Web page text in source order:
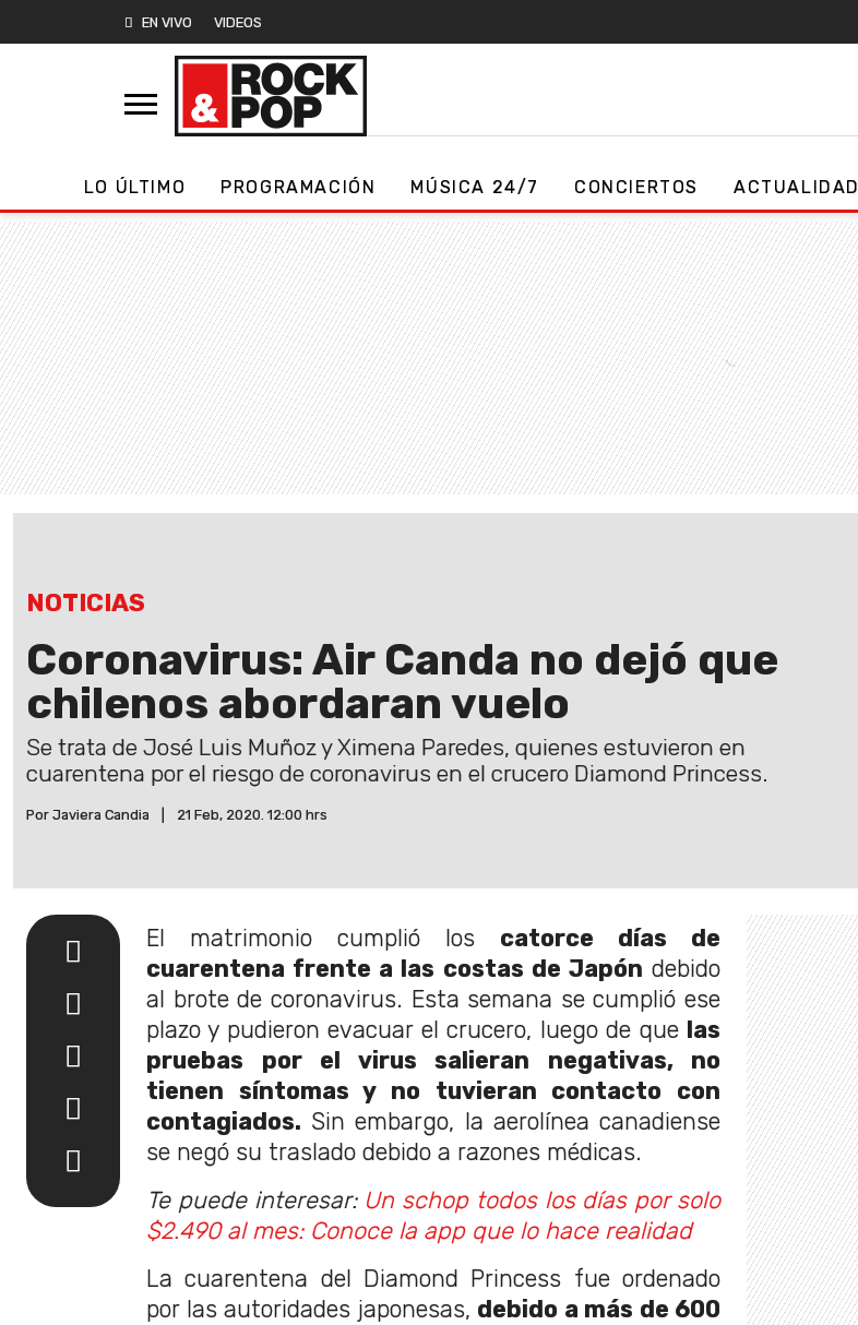
EN VIVO VIDEOS
LO ÚLTIMO PROGRAMACIÓN MÚSICA 24/7 CONCIERTOS ACTUALIDAD
NOTICIAS
Coronavirus: Air Canda no dejó que
chilenos abordaran vuelo
Se trata de José Luis Muñoz y Ximena Paredes, quienes estuvieron en
cuarentena por el riesgo de coronavirus en el crucero Diamond Princess.
Por Javiera Candia 21 Feb, 2020. 12:00 hrs
El matrimonio cumplió los catorce días de
cuarentena frente a las costas de Japón debido
al brote de coronavirus. Esta semana se cumplió ese
plazo y pudieron evacuar el crucero, luego de que las
pruebas por el virus salieran negativas, no
tienen síntomas y no tuvieran contacto con
contagiados. Sin embargo, la aerolínea canadiense
se negó su traslado debido a razones médicas.
Te puede interesar: Un schop todos los días por solo
$2.490 al mes: Conoce la app que lo hace realidad
La cuarentena del Diamond Princess fue ordenado
por las autoridades japonesas, debido a más de 600